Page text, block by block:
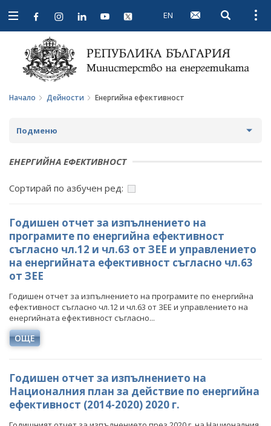
Open
navigation
EN Open
Начало Дейности Енергийна ефективност
Подменю
СТРАТЕГИИ И ПОЛИТИКИ
СТАТИСТИКА И АНАЛИЗИ
ЗА ОБЩЕСТВЕНИЯ СЪВЕТ
ПРОТОКОЛИ И ДРУГИ МАТЕРИАЛИ ОТ ЗАСЕДАНИЯТА
НА СЪВЕТА
ПРЯКО ИЗЛЪЧВАНЕ НА ЗАСЕДАНИЯТА НА
ОБЩЕСТВЕНИЯ СЪВЕТ ПО ЕНЕРГЕТИКА
ЕНЕРГИЙНИ ПРОЕКТИ
МЕЖДУНАРОДЕН ФОНД "КОЗЛОДУЙ"
ПРОЕКТИ ОТ ОБЩ ИНТЕРЕС
ДРУГИ ЗНАЧИМИ ПРОЕКТИ
ПРОГРАМА "ЕНЕРГИЙНА ЕФЕКТИВНОСТ И
ВЪЗОБНОВЯЕМА ЕНЕРГИЯ"
ВЪЗОБНОВЯЕМИ ЕНЕРГИЙНИ ИЗТОЧНИЦИ
ХЪБ "ЕНЕРГИЙНИ ОБЩНОСТИ"
ГЕОТЕРМАЛНА ЛАБОРАТОРИЯ
ЕНЕРГИЕН ПАЗАР
КРИТИЧНА ЕНЕРГИЙНА ИНФРАСТРУКТУРА
ЕНЕРГИЙНА ЕФЕКТИВНОСТ
Сортирай по азбучен ред:
Годишен отчет за изпълнението на
програмите по енергийна ефективност
съгласно чл.12 и чл.63 от ЗЕЕ и управлението
на енергийната ефективност съгласно чл.63
от ЗЕЕ
Годишен отчет за изпълнението на програмите по енергийна
ефективност съгласно чл.12 и чл.63 от ЗЕЕ и управлението на
енергийната ефективност съгласно...
ОЩЕ
Годишен отчет за изпълнението на
Националния план за действие по енергийна
ефективност (2014-2020) 2020 г.